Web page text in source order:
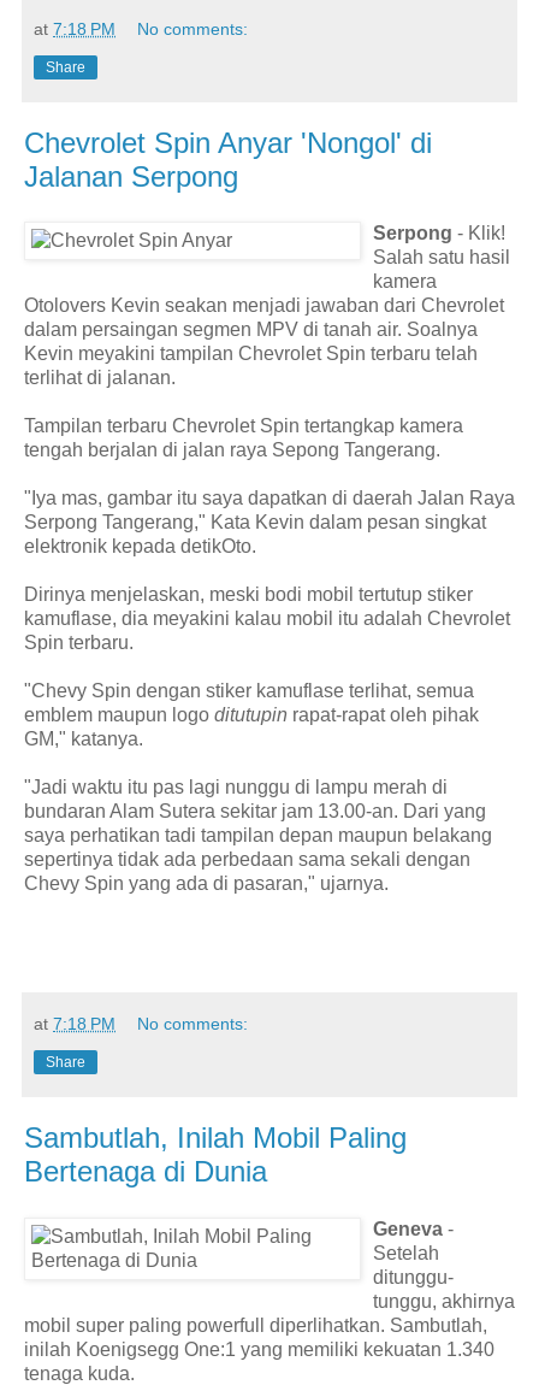
at 7:18 PM No comments:
Share
Chevrolet Spin Anyar 'Nongol' di
Jalanan Serpong
Serpong - Klik!
Salah satu hasil
kamera
Otolovers Kevin seakan menjadi jawaban dari Chevrolet
dalam persaingan segmen MPV di tanah air. Soalnya
Kevin meyakini tampilan Chevrolet Spin terbaru telah
terlihat di jalanan.
Tampilan terbaru Chevrolet Spin tertangkap kamera
tengah berjalan di jalan raya Sepong Tangerang.
"Iya mas, gambar itu saya dapatkan di daerah Jalan Raya
Serpong Tangerang," Kata Kevin dalam pesan singkat
elektronik kepada detikOto.
Dirinya menjelaskan, meski bodi mobil tertutup stiker
kamuflase, dia meyakini kalau mobil itu adalah Chevrolet
Spin terbaru.
"Chevy Spin dengan stiker kamuflase terlihat, semua
emblem maupun logo ditutupin rapat-rapat oleh pihak
GM," katanya.
"Jadi waktu itu pas lagi nunggu di lampu merah di
bundaran Alam Sutera sekitar jam 13.00-an. Dari yang
saya perhatikan tadi tampilan depan maupun belakang
sepertinya tidak ada perbedaan sama sekali dengan
Chevy Spin yang ada di pasaran," ujarnya.
at 7:18 PM No comments:
Share
Sambutlah, Inilah Mobil Paling
Bertenaga di Dunia
Geneva -
Setelah
ditunggu-
tunggu, akhirnya
mobil super paling powerfull diperlihatkan. Sambutlah,
inilah Koenigsegg One:1 yang memiliki kekuatan 1.340
tenaga kuda.